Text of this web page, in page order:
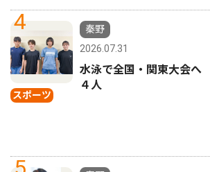
4
スポーツ
秦野
2026.07.31
水泳で全国・関東大会
４人